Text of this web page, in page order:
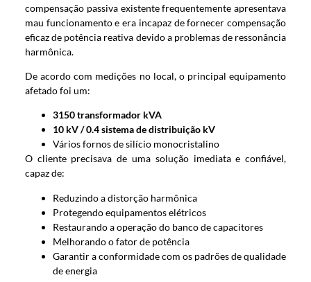
compensação passiva existente frequentemente apresentava
mau funcionamento e era incapaz de fornecer compensação
eficaz de potência reativa devido a problemas de ressonância
harmônica.
De acordo com medições no local, o principal equipamento
afetado foi um:
3150 transformador kVA
10 kV / 0.4 sistema de distribuição kV
Vários fornos de silício monocristalino
O cliente precisava de uma solução imediata e confiável,
capaz de:
Reduzindo a distorção harmônica
Protegendo equipamentos elétricos
Restaurando a operação do banco de capacitores
Melhorando o fator de potência
Garantir a conformidade com os padrões de qualidade
de energia